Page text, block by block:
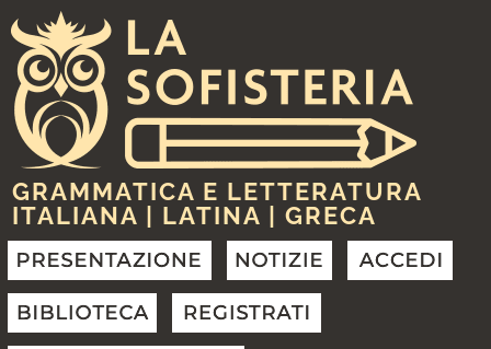
GRAMMATICA E LETTERATURA
ITALIANA | LATINA | GRECA